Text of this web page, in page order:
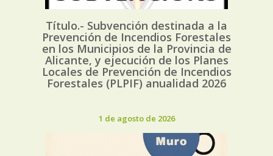
Título.- Subvención destinada a la
Prevención de Incendios Forestales
en los Municipios de la Provincia de
Alicante, y ejecución de los Planes
Locales de Prevención de Incendios
Forestales (PLPIF) anualidad 2026
1 de agosto de 2026